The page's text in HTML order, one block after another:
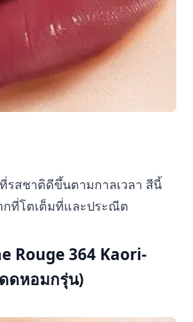
รสชาติดีขึ้นตามกาลเวลา สีนี้
กที่โตเต็มที่และประณีต
Rouge 364 Kaori-
ดหอมกรุ่น)